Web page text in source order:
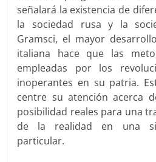
señalará la existencia de
la sociedad rusa y la
Gramsci, el mayor
italiana hace que las
empleadas por los
inoperantes en su patria.
centre su atención acerca
posibilidad reales para una
de la realidad en una
particular.